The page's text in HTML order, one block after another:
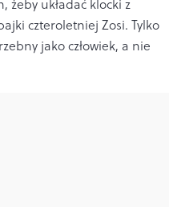
żeby układać klocki z
czteroletniej Zosi. Tylko
jako człowiek, a nie